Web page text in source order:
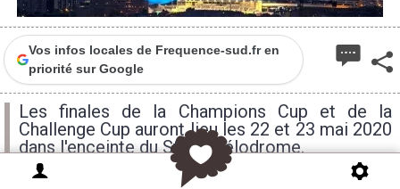
Vos infos locales de Frequence-sud.fr en
priorité sur Google
Les finales de la Champions Cup et de la
Challenge Cup auront lieu les 22 et 23 mai 2020
dans l'enceinte du Stade Vélodrome.